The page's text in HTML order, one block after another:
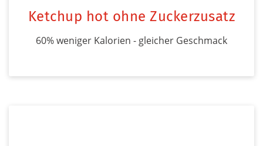
Ketchup hot ohne Zuckerzusatz
60% weniger Kalorien - gleicher Geschmack